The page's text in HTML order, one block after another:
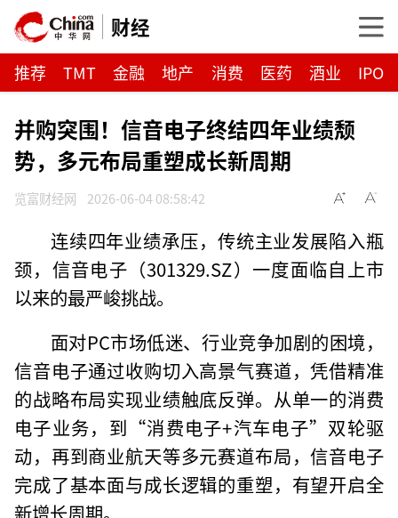
财经
推荐 TMT 金融 地产 消费 医药 酒业 IPO
并购突围！信音电子终结四年业绩颓
势，多元布局重塑成长新周期
览富财经网 2026-06-04 08:58:42
连续四年业绩承压，传统主业发展陷入瓶
颈，信音电子（301329.SZ）一度面临自上市
以来的最严峻挑战。
面对PC市场低迷、行业竞争加剧的困境，
信音电子通过收购切入高景气赛道，凭借精准
的战略布局实现业绩触底反弹。从单一的消费
电子业务，到“消费电子+汽车电子”双轮驱
动，再到商业航天等多元赛道布局，信音电子
完成了基本面与成长逻辑的重塑，有望开启全
新增长周期。